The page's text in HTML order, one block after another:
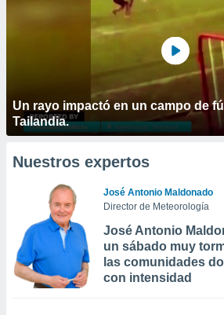
Un rayo impactó en un campo de
Tailandia.
Nuestros expertos
José Antonio Maldonado
Director de Meteorología
José Antonio
un sábado muy
las comunidades
con intensidad